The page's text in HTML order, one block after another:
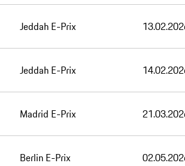
Jeddah E-Prix
Jeddah E-Prix
Madrid E-Prix
Berlin E-Prix